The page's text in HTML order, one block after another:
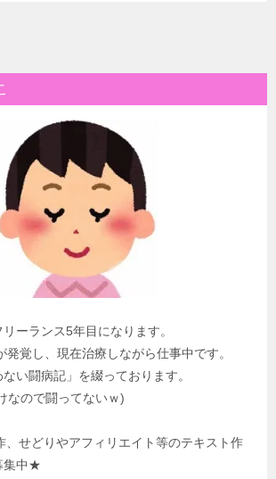
ーランス5年目になります。
発覚し、現在治療しながら仕事中です。
い闘病記」を綴っております。
なので闘ってないｗ)
せどりやアフィリエイト等のテキスト作
集中★